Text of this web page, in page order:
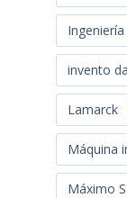
invento
Lamarck
Máquina
Máximo